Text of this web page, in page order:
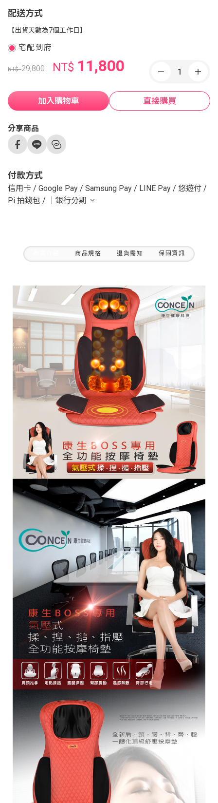
配送方式
【出貨天數為7個工作日】
宅配到府
NT$29,800 NT$ 11,800
加入購物車 直接購買
分享商品
付款方式
信用卡 / Google Pay / Samsung Pay / LINE Pay / 悠遊付 /
Pi 拍錢包 / ｜銀行分期
商品規格 退貨需知 保固資訊